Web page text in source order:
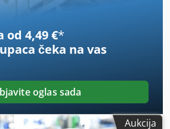
od 4,49 €*
čeka na vas
oglas sada
Aukcija